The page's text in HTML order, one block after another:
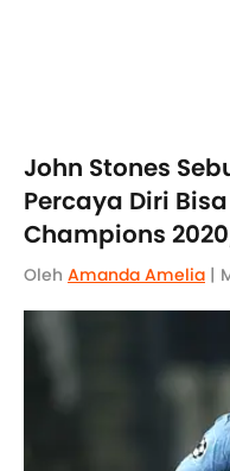
John Stones
Percaya Diri
Champions
Oleh Amanda Amelia |